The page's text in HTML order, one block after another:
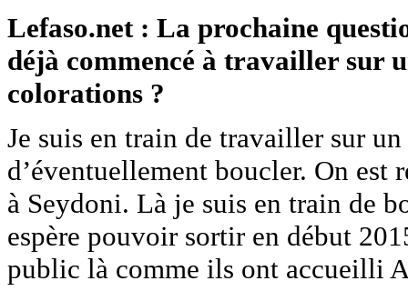
Lefaso.net : La prochaine
déjà commencé à travailler sur
colorations ?
Je suis en train de travailler sur
d’éventuellement boucler. On est
à Seydoni. Là je suis en train de
espère pouvoir sortir en début
public là comme ils ont accueilli